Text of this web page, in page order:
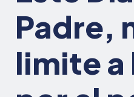
Padre,
limite a